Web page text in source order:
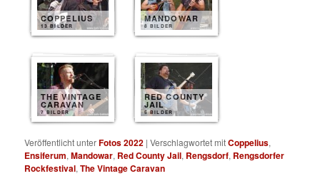
COPPELIUS
13 BILDER
MANDOWAR
8 BILDER
THE VINTAGE
CARAVAN
7 BILDER
RED COUNTY
JAIL
5 BILDER
Veröffentlicht unterFotos 2022 |Verschlagwortet mitCoppelius,
Ensiferum,Mandowar, Red County Jail, Rengsdorf, Rengsdorfer
Rockfestival,The Vintage Caravan